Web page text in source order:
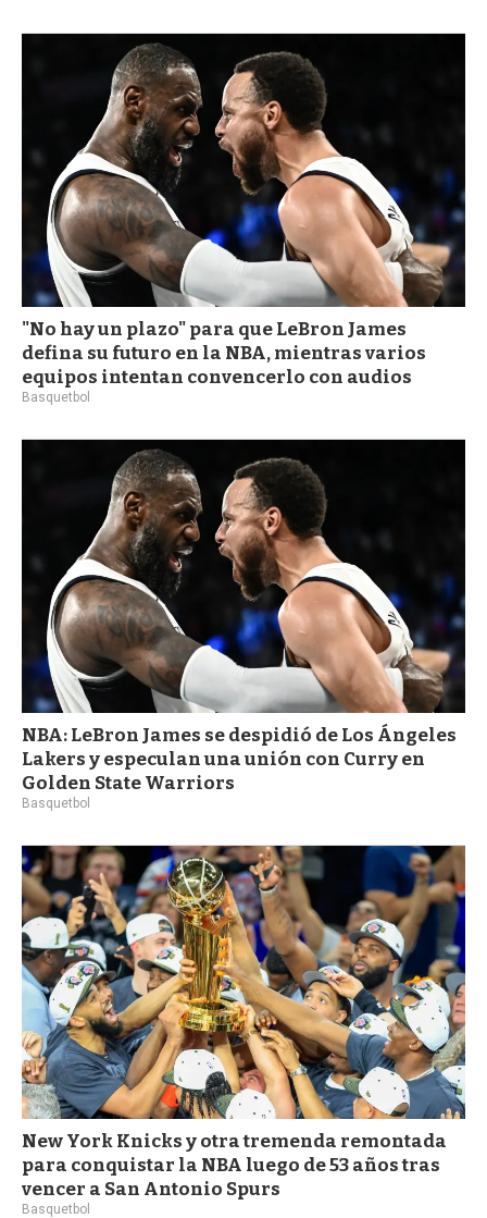
"No hay un plazo" para que LeBron James
defina su futuro en la NBA, mientras varios
equipos intentan convencerlo con audios
Basquetbol
NBA: LeBron James se despidió de Los Ángeles
Lakers y especulan una unión con Curry en
Golden State Warriors
Basquetbol
New York Knicks y otra tremenda remontada
para conquistar la NBA luego de 53 años tras
vencer a San Antonio Spurs
Basquetbol